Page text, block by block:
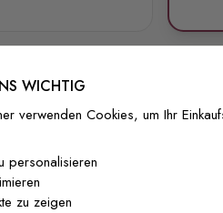
WICHTIG
verwenden Cookies, um Ihr
personalisieren
zu zeigen